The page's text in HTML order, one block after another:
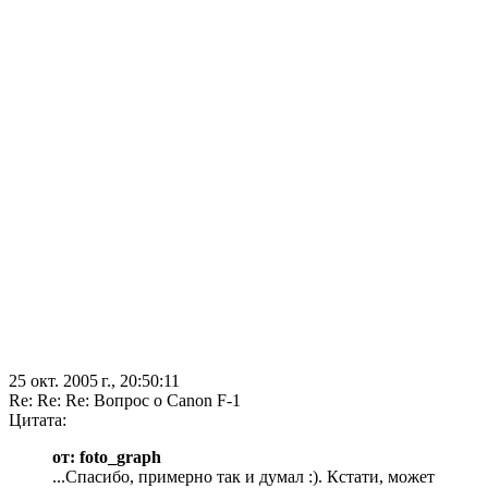
25 окт. 2005 г., 20:50:11
Re: Re: Re: Вопрос о Canon F-1
Цитата:
от: foto_graph
...Спасибо, примерно так и думал :). Кстати, может